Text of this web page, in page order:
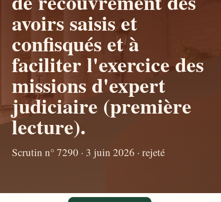
avoirs saisis et
confisqués et à
faciliter l'exercice des
missions d'expert
judiciaire (première
lecture).
Scrutin n° 7290 · 3 juin 2026 · rejeté